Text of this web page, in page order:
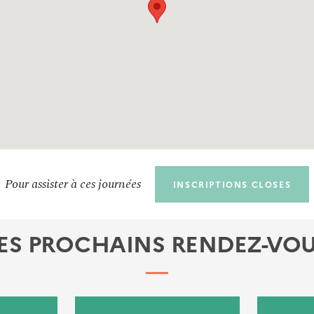
Pour assister à ces journées INSCRIPTIONS CLOSES
PROCHAINS RENDEZ-